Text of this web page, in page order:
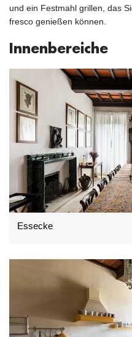
und ein Festmahl grillen, das
fresco genießen können.
Innenbereiche
Essecke